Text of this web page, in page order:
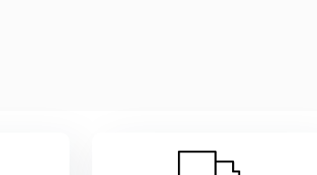
их
на ремонт уже